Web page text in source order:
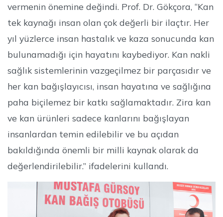
vermenin önemine değindi. Prof. Dr. Gökçora, “Kan
tek kaynağı insan olan çok değerli bir ilaçtır. Her
yıl yüzlerce insan hastalık ve kaza sonucunda kan
bulunamadığı için hayatını kaybediyor. Kan nakli
sağlık sistemlerinin vazgeçilmez bir parçasıdır ve
her kan bağışlayıcısı, insan hayatına ve sağlığına
paha biçilemez bir katkı sağlamaktadır. Zira kan
ve kan ürünleri sadece kanlarını bağışlayan
insanlardan temin edilebilir ve bu açıdan
bakıldığında önemli bir milli kaynak olarak da
değerlendirilebilir.” ifadelerini kullandı.